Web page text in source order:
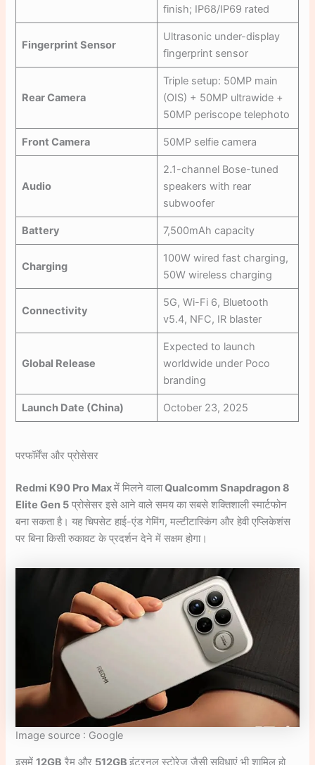
finish; IP68/IP69 rated
Fingerprint Sensor
Ultrasonic under-display
fingerprint sensor
Rear Camera
Triple setup: 50MP main
(OIS) + 50MP ultrawide +
50MP periscope telephoto
Front Camera 50MP selfie camera
Audio
2.1-channel Bose-tuned
speakers with rear
subwoofer
Battery 7,500mAh capacity
Charging
100W wired fast charging,
50W wireless charging
Connectivity
5G, Wi-Fi 6, Bluetooth
v5.4, NFC, IR blaster
Global Release
Expected to launch
worldwide under Poco
branding
Launch Date (China) October 23, 2025
परफॉर्मेंस और प्रोसेसर
Redmi K90 Pro Maxमें मिलने वालाQualcomm Snapdragon 8
Elite Gen 5 प्रोसेसर इसे आने वाले समय का सबसे शक्तिशाली स्मार्टफोन
बना सकता है। यह चिपसेट हाई-एंड गेमिंग, मल्टीटास्किंग और हेवी एप्लिकेशंस
पर बिना किसी रुकावट के प्रदर्शन देने में सक्षम होगा।
Image source : Google